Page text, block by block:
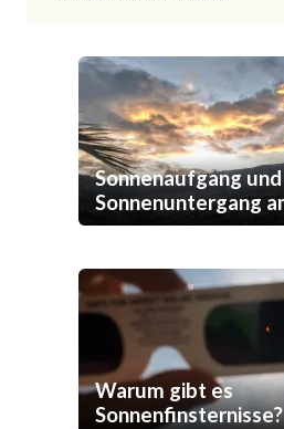
Sonnenaufgang und
Sonnenuntergang
Warum gibt es
Sonnenfinsternisse?